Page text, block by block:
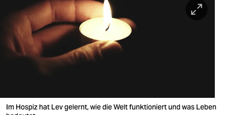
sport
berlin
nord
wahrheit
verlag
Im Hospiz hat Lev gelernt, wie die Welt funktioniert und was Leben